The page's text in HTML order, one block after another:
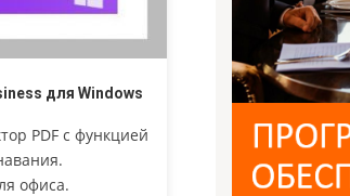
для Windows
PDF с функцией
офиса.